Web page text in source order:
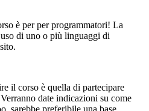
è per per programmatori! La
di uno o più linguaggi di
il corso è quella di partecipare
date indicazioni su come